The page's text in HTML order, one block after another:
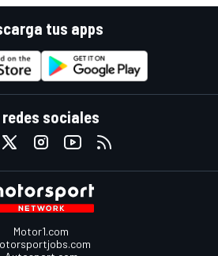
tus apps
redes sociales
Motor1.com